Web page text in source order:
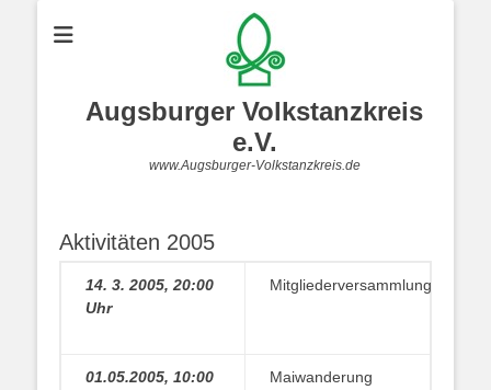
Augsburger Volkstanzkreis
e.V.
www.Augsburger-Volkstanzkreis.de
Aktivitäten 2005
14. 3. 2005, 20:00
Uhr
Mitgliederversammlung
01.05.2005, 10:00
Maiwanderung